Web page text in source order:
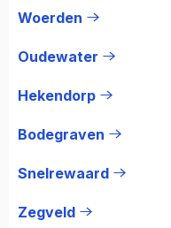
Woerden
Oudewater
Hekendorp
Bodegraven
Snelrewaard
Zegveld